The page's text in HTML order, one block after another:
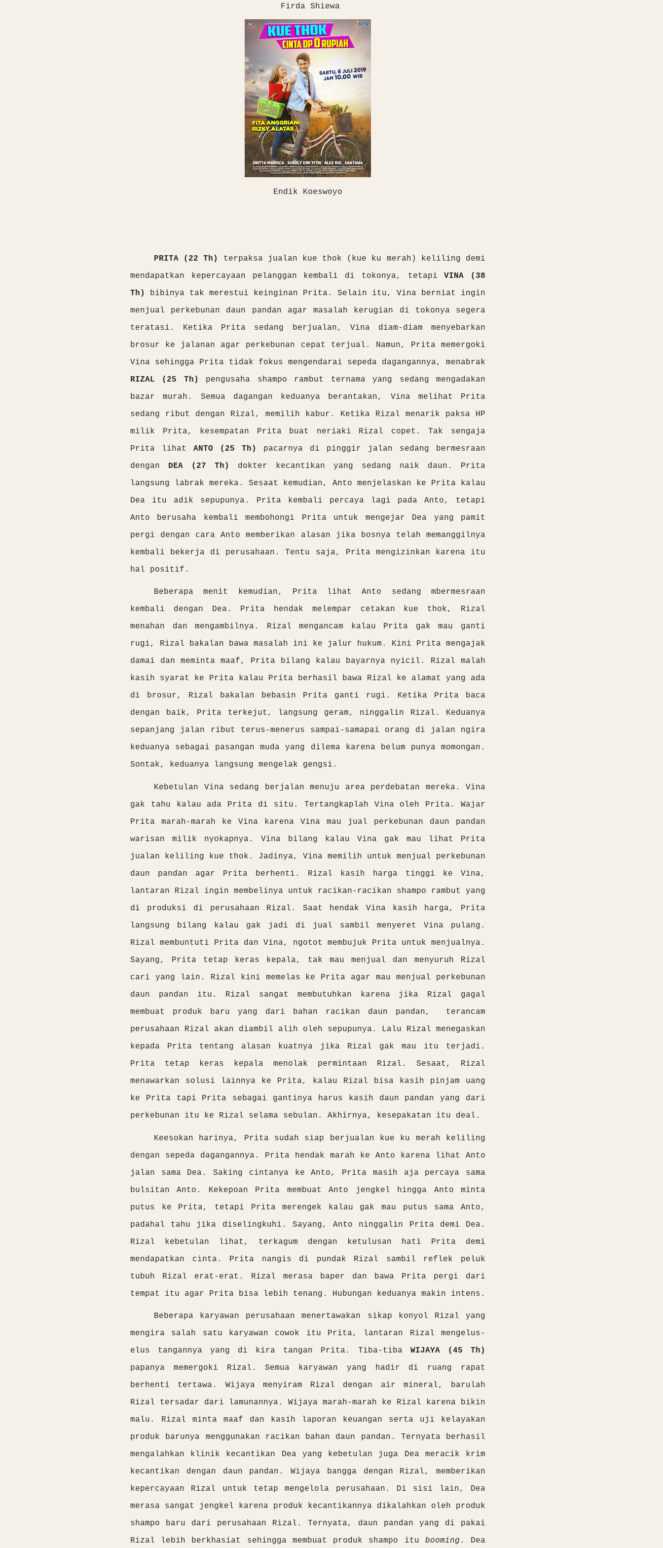
Firda Shiewa
Endik Koeswoyo
PRITA (22 Th) terpaksa jualan kue thok (kue ku merah) keliling demi
mendapatkan kepercayaan pelanggan kembali di tokonya, tetapiVINA (38
Th)
bibinya tak merestui keinginan Prita. Selain itu, Vina berniat ingin
menjual perkebunan daun pandan agar masalah kerugian di tokonya segera
teratasi. Ketika Prita sedang berjualan, Vina diam-diam menyebarkan
brosur ke jalanan agar perkebunan cepat terjual. Namun, Prita memergoki
Vina sehingga Prita tidak fokus mengendarai sepeda dagangannya, menabrak
RIZAL (25 Th) pengusaha shampo rambut ternama yang sedang mengadakan
bazar murah. Semua dagangan keduanya berantakan, Vina melihat Prita
sedang ribut dengan Rizal, memilih kabur. Ketika Rizal menarik paksa HP
milik Prita, kesempatan Prita buat neriaki Rizal copet. Tak sengaja
Prita lihat ANTO (25 Th)
pacarnya di pinggir jalan sedang bermesraan
dengan DEA (27 Th)
dokter kecantikan yang sedang naik daun. Prita
langsung labrak mereka. Sesaat kemudian, Anto menjelaskan ke Prita kalau
Dea itu adik sepupunya. Prita kembali percaya lagi pada Anto, tetapi
Anto berusaha kembali membohongi Prita untuk mengejar Dea yang pamit
pergi dengan cara Anto memberikan alasan jika bosnya telah memanggilnya
kembali bekerja di perusahaan. Tentu saja, Prita mengizinkan karena itu
hal positif.
Beberapa menit kemudian, Prita lihat Anto sedang mbermesraan
kembali dengan Dea. Prita hendak melempar cetakan kue thok, Rizal
menahan dan mengambilnya. Rizal mengancam kalau Prita gak mau ganti
rugi, Rizal bakalan bawa masalah ini ke jalur hukum. Kini Prita mengajak
damai dan meminta maaf, Prita bilang kalau bayarnya nyicil. Rizal malah
kasih syarat ke Prita kalau Prita berhasil bawa Rizal ke alamat yang ada
di brosur, Rizal bakalan bebasin Prita ganti rugi. Ketika Prita baca
dengan baik, Prita terkejut, langsung geram, ninggalin Rizal. Keduanya
sepanjang jalan ribut terus-menerus sampai-samapai orang di jalan ngira
keduanya sebagai pasangan muda yang dilema karena belum punya momongan.
Sontak, keduanya langsung mengelak gengsi.
Kebetulan Vina sedang berjalan menuju area perdebatan mereka. Vina
gak tahu kalau ada Prita di situ. Tertangkaplah Vina oleh Prita. Wajar
Prita marah-marah ke Vina karena Vina mau jual perkebunan daun pandan
warisan milik nyokapnya. Vina bilang kalau Vina gak mau lihat Prita
jualan keliling kue thok. Jadinya, Vina memilih untuk menjual perkebunan
daun pandan agar Prita berhenti. Rizal kasih harga tinggi ke Vina,
lantaran Rizal ingin membelinya untuk racikan-racikan shampo rambut yang
di produksi di perusahaan Rizal. Saat hendak Vina kasih harga, Prita
langsung bilang kalau gak jadi di jual sambil menyeret Vina pulang.
Rizal membuntuti Prita dan Vina, ngotot membujuk Prita untuk menjualnya.
Sayang, Prita tetap keras kepala, tak mau menjual dan menyuruh Rizal
cari yang lain. Rizal kini memelas ke Prita agar mau menjual perkebunan
daun pandan itu. Rizal sangat membutuhkan karena jika Rizal gagal
membuat produk baru yang dari bahan racikan daun pandan, terancam
perusahaan Rizal akan diambil alih oleh sepupunya. Lalu Rizal menegaskan
kepada Prita tentang alasan kuatnya jika Rizal gak mau itu terjadi.
Prita tetap keras kepala menolak permintaan Rizal. Sesaat, Rizal
menawarkan solusi lainnya ke Prita, kalau Rizal bisa kasih pinjam uang
ke Prita tapi Prita sebagai gantinya harus kasih daun pandan yang dari
perkebunan itu ke Rizal selama sebulan. Akhirnya, kesepakatan itu deal.
Keesokan harinya, Prita sudah siap berjualan kue ku merah keliling
dengan sepeda dagangannya. Prita hendak marah ke Anto karena lihat Anto
jalan sama Dea. Saking cintanya ke Anto, Prita masih aja percaya sama
bulsitan Anto. Kekepoan Prita membuat Anto jengkel hingga Anto minta
putus ke Prita, tetapi Prita merengek kalau gak mau putus sama Anto,
padahal tahu jika diselingkuhi. Sayang, Anto ninggalin Prita demi Dea.
Rizal kebetulan lihat, terkagum dengan ketulusan hati Prita demi
mendapatkan cinta. Prita nangis di pundak Rizal sambil reflek peluk
tubuh Rizal erat-erat. Rizal merasa baper dan bawa Prita pergi dari
tempat itu agar Prita bisa lebih tenang. Hubungan keduanya makin intens.
Beberapa karyawan perusahaan menertawakan sikap konyol Rizal yang
mengira salah satu karyawan cowok itu Prita, lantaran Rizal mengelus-
elus tangannya yang di kira tangan Prita. Tiba-tiba WIJAYA (45 Th)
papanya memergoki Rizal. Semua karyawan yang hadir di ruang rapat
berhenti tertawa. Wijaya menyiram Rizal dengan air mineral, barulah
Rizal tersadar dari lamunannya. Wijaya marah-marah ke Rizal karena bikin
malu. Rizal minta maaf dan kasih laporan keuangan serta uji kelayakan
produk barunya menggunakan racikan bahan daun pandan. Ternyata berhasil
mengalahkan klinik kecantikan Dea yang kebetulan juga Dea meracik krim
kecantikan dengan daun pandan. Wijaya bangga dengan Rizal, memberikan
kepercayaan Rizal untuk tetap mengelola perusahaan. Di sisi lain, Dea
merasa sangat jengkel karena produk kecantikannya dikalahkan oleh produk
shampo baru dari perusahaan Rizal. Ternyata, daun pandan yang di pakai
Rizal lebih berkhasiat sehingga membuat produk shampo itu booming . Dea